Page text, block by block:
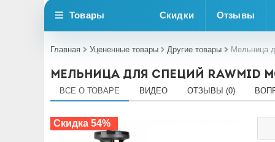
Товары Скидки Отзывы
Главная Уцененные товары Другие товары Мельница
Мельница для специй RAWMID
ВСЕ О ТОВАРЕ ВИДЕО ОТЗЫВЫ (0)
Скидка 54%